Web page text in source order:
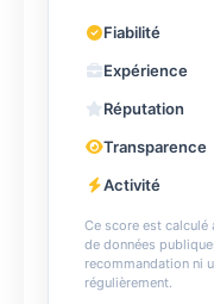
Fiabilité
Expérience
Réputation
Transparence
Activité
Ce score est
de données
recommandation ni
régulièrement.